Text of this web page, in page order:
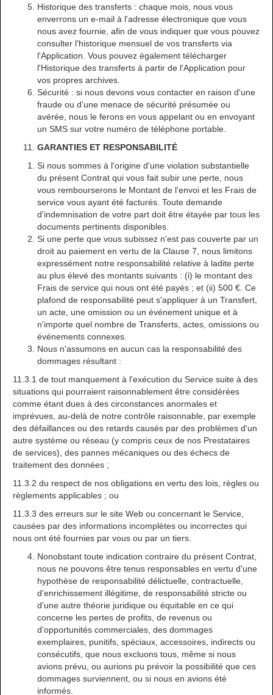
Historique des transferts : chaque mois, nous vous
enverrons un e-mail à l'adresse électronique que vous
nous avez fournie, afin de vous indiquer que vous pouvez
consulter l'historique mensuel de vos transferts via
l'Application. Vous pouvez également télécharger
l'Historique des transferts à partir de l'Application pour
vos propres archives.
Sécurité : si nous devons vous contacter en raison d'une
fraude ou d'une menace de sécurité présumée ou
avérée, nous le ferons en vous appelant ou en envoyant
un SMS sur votre numéro de téléphone portable.
GARANTIES ET RESPONSABILITÉ
Si nous sommes à l'origine d'une violation substantielle
du présent Contrat qui vous fait subir une perte, nous
vous rembourserons le Montant de l'envoi et les Frais de
service vous ayant été facturés. Toute demande
d'indemnisation de votre part doit être étayée par tous les
documents pertinents disponibles.
Si une perte que vous subissez n'est pas couverte par un
droit au paiement en vertu de la Clause 7, nous limitons
expressément notre responsabilité relative à ladite perte
au plus élevé des montants suivants : (i) le montant des
Frais de service qui nous ont été payés ; et (ii) 500 €. Ce
plafond de responsabilité peut s'appliquer à un Transfert,
un acte, une omission ou un événement unique et à
n'importe quel nombre de Transferts, actes, omissions ou
événements connexes.
Nous n'assumons en aucun cas la responsabilité des
dommages résultant :
11.3.1 de tout manquement à l'exécution du Service suite à des
situations qui pourraient raisonnablement être considérées
comme étant dues à des circonstances anormales et
imprévues, au-delà de notre contrôle raisonnable, par exemple
des défaillances ou des retards causés par des problèmes d'un
autre système ou réseau (y compris ceux de nos Prestataires
de services), des pannes mécaniques ou des échecs de
traitement des données ;
11.3.2 du respect de nos obligations en vertu des lois, règles ou
règlements applicables ; ou
11.3.3 des erreurs sur le site Web ou concernant le Service,
causées par des informations incomplètes ou incorrectes qui
nous ont été fournies par vous ou par un tiers.
Nonobstant toute indication contraire du présent Contrat,
nous ne pouvons être tenus responsables en vertu d'une
hypothèse de responsabilité délictuelle, contractuelle,
d'enrichissement illégitime, de responsabilité stricte ou
d'une autre théorie juridique ou équitable en ce qui
concerne les pertes de profits, de revenus ou
d'opportunités commerciales, des dommages
exemplaires, punitifs, spéciaux, accessoires, indirects ou
consécutifs, que nous excluons tous, même si nous
avions prévu, ou aurions pu prévoir la possibilité que ces
dommages surviennent, ou si nous en avions été
informés.